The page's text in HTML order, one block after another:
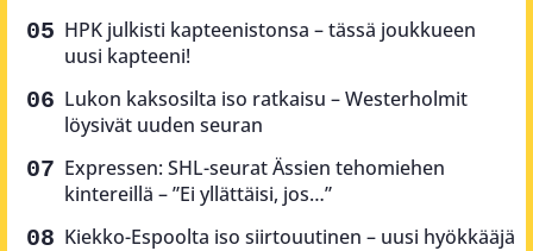
HPK julkisti kapteenistonsa – tässä joukkueen
uusi kapteeni!
Lukon kaksosilta iso ratkaisu – Westerholmit
löysivät uuden seuran
Expressen: SHL-seurat Ässien tehomiehen
kintereillä – ”Ei yllättäisi, jos…”
Kiekko-Espoolta iso siirtouutinen – uusi hyökkääjä